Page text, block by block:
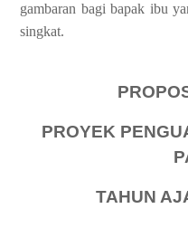
gambaran bagi bapak ibu
singkat.
PROYEK
TAHUN